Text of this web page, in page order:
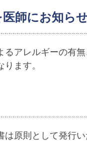
師にお知ら
アレルギーの有
ます。
原則として発行い